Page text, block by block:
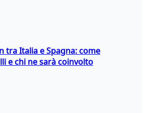
tra Italia e Spagna: come
e chi ne sarà coinvolto